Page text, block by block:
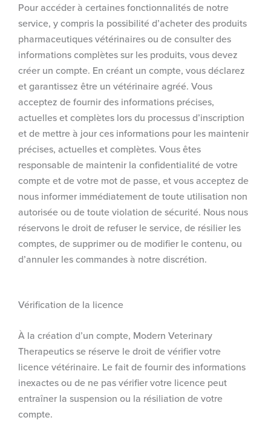
Pour accéder à certaines fonctionnalités de notre
service, y compris la possibilité d’acheter des produits
pharmaceutiques vétérinaires ou de consulter des
informations complètes sur les produits, vous devez
créer un compte. En créant un compte, vous déclarez
et garantissez être un vétérinaire agréé. Vous
acceptez de fournir des informations précises,
actuelles et complètes lors du processus d’inscription
et de mettre à jour ces informations pour les maintenir
précises, actuelles et complètes. Vous êtes
responsable de maintenir la confidentialité de votre
compte et de votre mot de passe, et vous acceptez de
nous informer immédiatement de toute utilisation non
autorisée ou de toute violation de sécurité. Nous nous
réservons le droit de refuser le service, de résilier les
comptes, de supprimer ou de modifier le contenu, ou
d’annuler les commandes à notre discrétion.
Vérification de la licence
À la création d’un compte, Modern Veterinary
Therapeutics se réserve le droit de vérifier votre
licence vétérinaire. Le fait de fournir des informations
inexactes ou de ne pas vérifier votre licence peut
entraîner la suspension ou la résiliation de votre
compte.